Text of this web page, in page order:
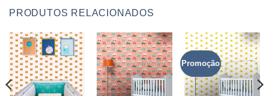
PRODUTOS RELACIONADOS
Promoção